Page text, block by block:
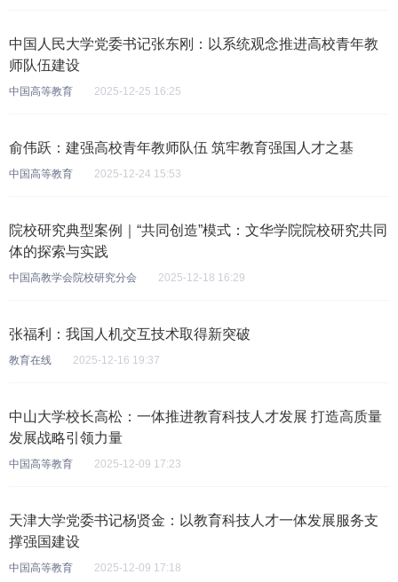
中国人民大学党委书记张东刚：以系统观念推进高校青年教
师队伍建设
中国高等教育 2025-12-25 16:25
俞伟跃：建强高校青年教师队伍 筑牢教育强国人才之基
中国高等教育 2025-12-24 15:53
院校研究典型案例｜“共同创造”模式：文华学院院校研究共同
体的探索与实践
中国高教学会院校研究分会 2025-12-18 16:29
张福利：我国人机交互技术取得新突破
教育在线 2025-12-16 19:37
中山大学校长高松：一体推进教育科技人才发展 打造高质量
发展战略引领力量
中国高等教育 2025-12-09 17:23
天津大学党委书记杨贤金：以教育科技人才一体发展服务支
撑强国建设
中国高等教育 2025-12-09 17:18